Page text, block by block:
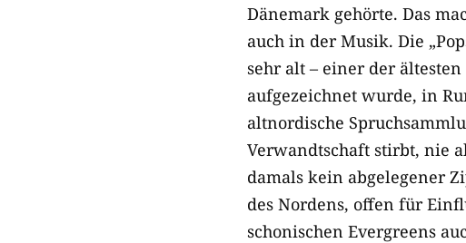
Dänemark gehörte. Das
auch in der Musik. Die
sehr alt – einer der
aufgezeichnet wurde, in
altnordische
Verwandtschaft stirbt, nie
damals kein abgelegener
des Nordens, offen für
schonischen Evergreens